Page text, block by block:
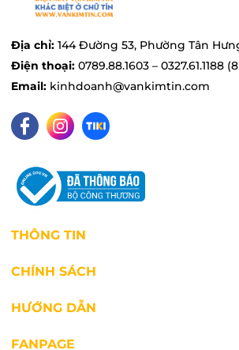
gói… tiện lợi.
Địa chỉ: 144 Đường 53, Phường Tân
Điện thoại: 0789.88.1603 – 0327.61.1188
Email: kinhdoanh@vankimtin.com
THÔNG TIN
CHÍNH SÁCH
HƯỚNG DẪN
FANPAGE